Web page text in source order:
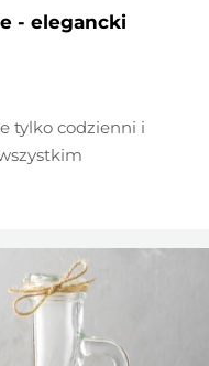
- elegancki
tylko codzienni i